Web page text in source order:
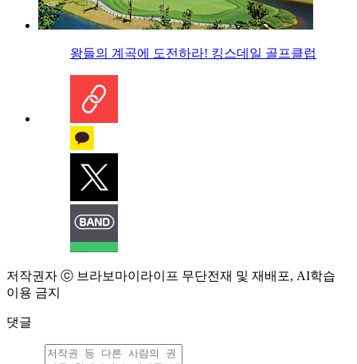
왕들의 계곡에 도전하라! 킹스데일 골프클럽
저작권자 ⓒ 브라보마이라이프 무단전재 및 재배포, AI학습
이용 금지
댓글